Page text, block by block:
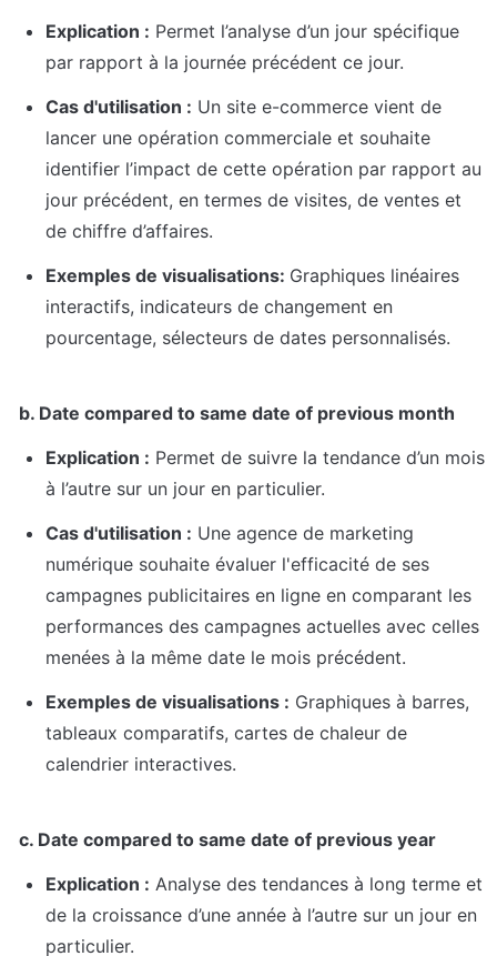
Explication : Permet l’analyse d’un jour spécifique
par rapport à la journée précédent ce jour.
Cas d'utilisation : Un site e-commerce vient de
lancer une opération commerciale et souhaite
identifier l’impact de cette opération par rapport au
jour précédent, en termes de visites, de ventes et
de chiffre d’affaires.
Exemples de visualisations: Graphiques linéaires
interactifs, indicateurs de changement en
pourcentage, sélecteurs de dates personnalisés.
b. Date compared to same date of previous month
Explication : Permet de suivre la tendance d’un mois
à l’autre sur un jour en particulier.
Cas d'utilisation : Une agence de marketing
numérique souhaite évaluer l'efficacité de ses
campagnes publicitaires en ligne en comparant les
performances des campagnes actuelles avec celles
menées à la même date le mois précédent.
Exemples de visualisations : Graphiques à barres,
tableaux comparatifs, cartes de chaleur de
calendrier interactives.
c. Date compared to same date of previous year
Explication : Analyse des tendances à long terme et
de la croissance d’une année à l’autre sur un jour en
particulier.